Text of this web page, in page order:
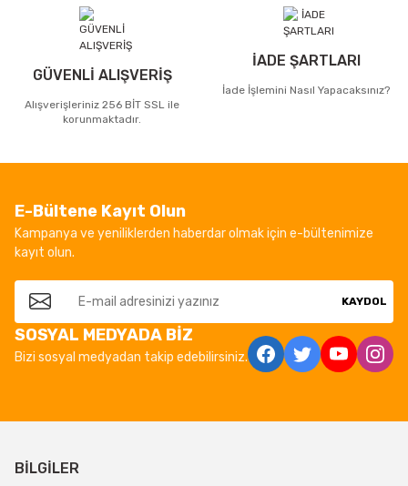
GÜVENLİ ALIŞVERİŞ
Alışverişleriniz 256 BİT SSL ile
korunmaktadır.
İADE ŞARTLARI
İade İşlemini Nasıl Yapacaksınız?
E-Bültene Kayıt Olun
Kampanya ve yeniliklerden haberdar olmak için e-bültenimize
kayıt olun.
KAYDOL
SOSYAL MEDYADA BİZ
Bizi sosyal medyadan takip edebilirsiniz.
BİLGİLER